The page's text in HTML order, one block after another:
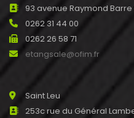
93 avenue Raymond Barre
0262 31 44 00
0262 26 58 71
etangsale@ofim.fr
Saint Leu
253c rue du Général